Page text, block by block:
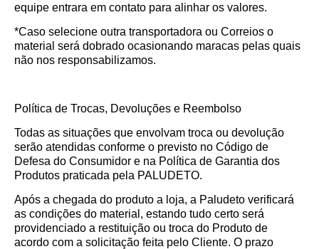
equipe entrara em contato para alinhar os valores.
*Caso selecione outra transportadora ou Correios o
material será dobrado ocasionando maracas pelas quais
não nos responsabilizamos.
Política de Trocas, Devoluções e Reembolso
Todas as situações que envolvam troca ou devolução
serão atendidas conforme o previsto no Código de
Defesa do Consumidor e na Política de Garantia dos
Produtos praticada pela PALUDETO.
Após a chegada do produto a loja, a Paludeto verificará
as condições do material, estando tudo certo será
providenciado a restituição ou troca do Produto de
acordo com a solicitação feita pelo Cliente. O prazo